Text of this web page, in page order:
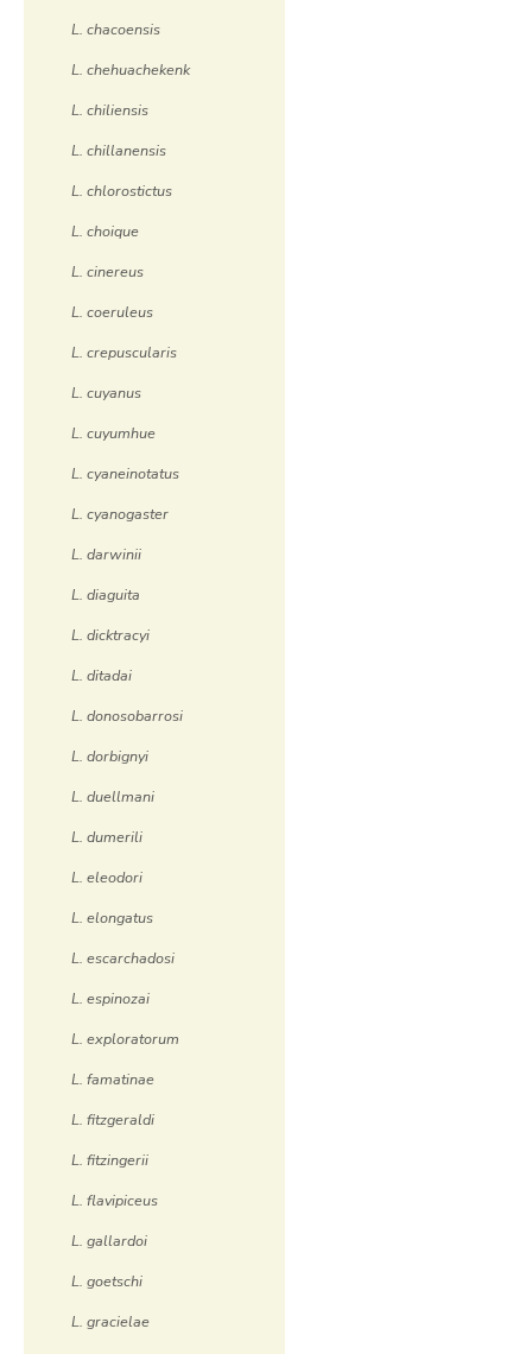
L. chacoensis
L. chehuachekenk
L. chiliensis
L. chillanensis
L. chlorostictus
L. choique
L. cinereus
L. coeruleus
L. crepuscularis
L. cuyanus
L. cuyumhue
L. cyaneinotatus
L. cyanogaster
L. darwinii
L. diaguita
L. dicktracyi
L. ditadai
L. donosobarrosi
L. dorbignyi
L. duellmani
L. dumerili
L. eleodori
L. elongatus
L. escarchadosi
L. espinozai
L. exploratorum
L. famatinae
L. fitzgeraldi
L. fitzingerii
L. flavipiceus
L. gallardoi
L. goetschi
L. gracielae